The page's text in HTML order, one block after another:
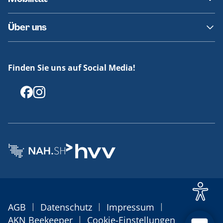
Fundsachen
Häufige Fragen
Barrierefreies Reisen
Erklärung Barrierefreiheit
Über uns
Offenlegungen
Finden Sie uns auf Social Media!
AGB | Datenschutz | Impressum |
AKN Beekeeper | Cookie-Einstellungen